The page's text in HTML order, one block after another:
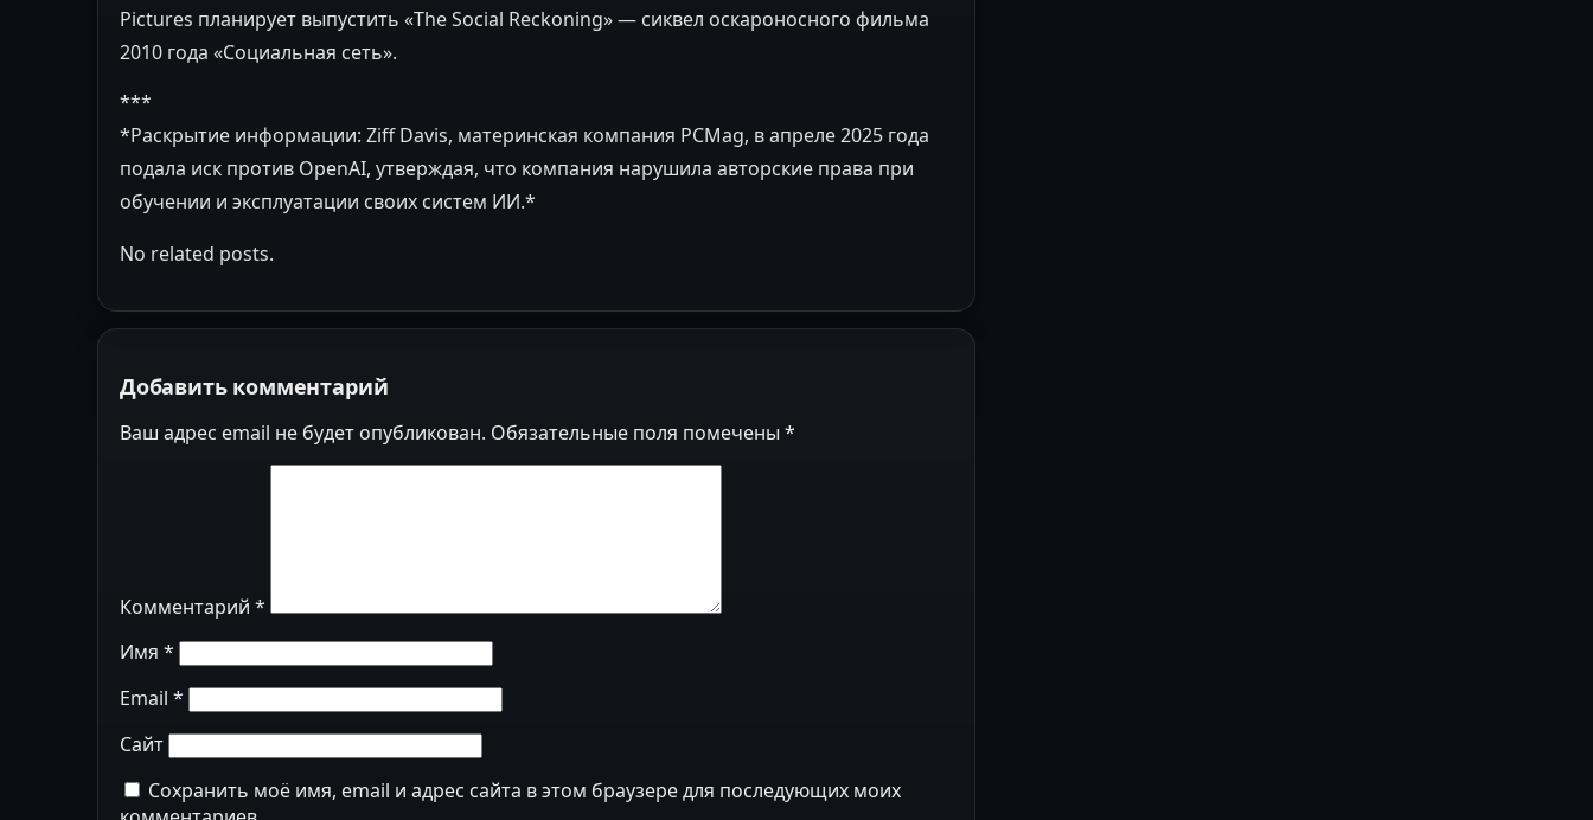
Pictures планирует выпустить «The Social Reckoning» — сиквел оскароносного фильма
2010 года «Социальная сеть».
***
*Раскрытие информации: Ziff Davis, материнская компания PCMag, в апреле 2025 года
подала иск против OpenAI, утверждая, что компания нарушила авторские права при
обучении и эксплуатации своих систем ИИ.*
No related posts.
Добавить комментарий
Ваш адрес email не будет опубликован. Обязательные поля помечены *
Комментарий *
Имя *
Email *
Сайт
Сохранить моё имя, email и адрес сайта в этом браузере для последующих моих